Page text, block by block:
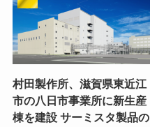
村田製作所、滋賀県東近江
市の八日市事業所に新生産
棟を建設 サーミスタ製品の